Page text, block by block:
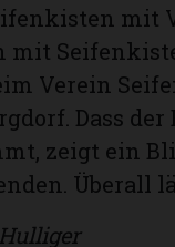
mit
mit
Verein
Dass
zeigt ein
Überall